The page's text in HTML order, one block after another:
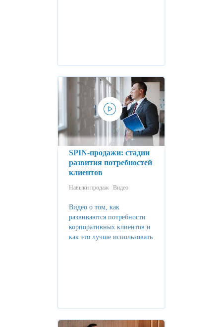
SPIN-продажи: стадии
развития потребностей
клиентов
Навыки продаж Видео
Видео о том, как
развиваются потребности
корпоративных клиентов и
как это лучше использовать